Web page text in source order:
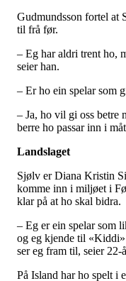
Gudmundsson fortel at
til frå før.
– Eg har aldri trent ho,
seier han.
– Er ho ein spelar som
– Ja, ho vil gi oss betre
berre ho passar inn i
Landslaget
Sjølv er Diana Kristin
komme inn i miljøet i
klar på at ho skal bidra.
– Eg er ein spelar som
og eg kjende til «Kiddi»
ser eg fram til, seier 22-
På Island har ho spelt i